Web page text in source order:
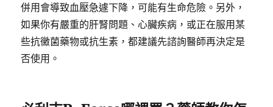
併用會導致血壓急遽下降，可能有生命危險。另外，
如果你有嚴重的肝腎問題、心臟疾病，或正在服用某
些抗黴菌藥物或抗生素，都建議先諮詢醫師再決定是
否使用。